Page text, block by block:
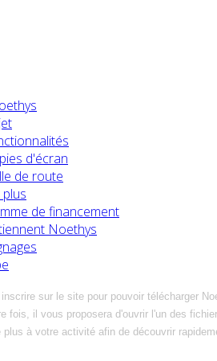
d'écran
de route
de financement
Noethys
sur le site pour pouvoir télécharger
fois, il vous proposera d'ouvrir l'un des
plus à votre activité afin de découvrir